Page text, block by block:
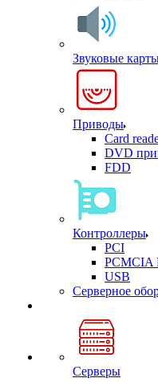
Звуковые
Приводы
Card
DVD
FDD
Контроллеры
PCI
PCMCIA
USB
Cерверное
Серверы